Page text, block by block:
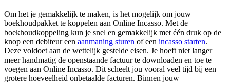
Om het je gemakkelijk te maken, is het mogelijk om jouw
boekhoudpakket te koppelen aan Online Incasso. Met de
boekhoudkoppeling kun je snel en gemakkelijk met één druk op de
knop een debiteur een aanmaning sturen of een incasso starten.
Deze voldoet aan de wettelijk gestelde eisen. Je hoeft niet langer
meer handmatig de openstaande factuur te downloaden en toe te
voegen aan Online Incasso. Dit scheelt jou vooral veel tijd bij een
grotere hoeveelheid onbetaalde facturen. Binnen jouw